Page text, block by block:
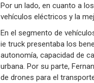
Por un lado, en cuanto a
vehículos eléctricos y la
En el segmento de
ie truck presentaba los
autonomía, capacidad de
urbana. Por su parte,
de drones para el